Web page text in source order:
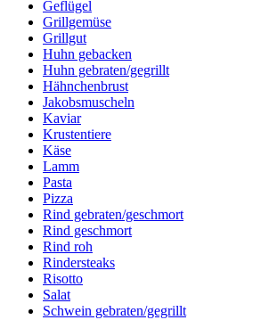
Geflügel
Grillgemüse
Grillgut
Huhn gebacken
Huhn gebraten/gegrillt
Hähnchenbrust
Jakobsmuscheln
Kaviar
Krustentiere
Käse
Lamm
Pasta
Pizza
Rind gebraten/geschmort
Rind geschmort
Rind roh
Rindersteaks
Risotto
Salat
Schwein gebraten/gegrillt